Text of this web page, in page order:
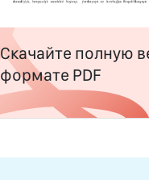
Скачайте полную
формате PDF